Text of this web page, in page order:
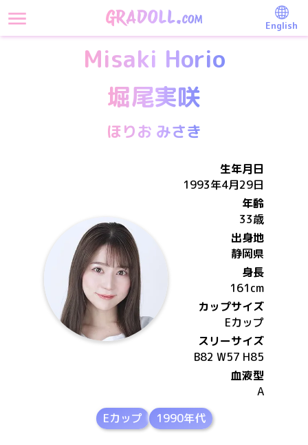
English
Misaki Horio
堀尾実咲
ほりお みさき
生年月日
1993年4月29日
年齢
33歳
出身地
静岡県
身長
161cm
カップサイズ
Eカップ
スリーサイズ
B82 W57 H85
血液型
A
Eカップ
1990年代